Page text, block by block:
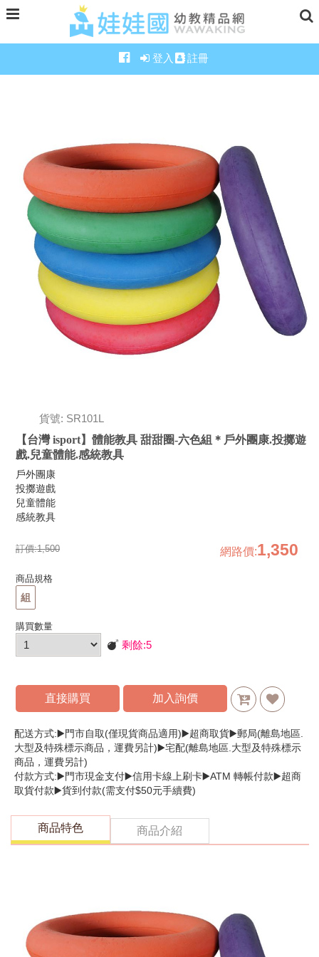
登入 註冊
貨號: SR101L
【台灣 isport】體能教具 甜甜圈-六色組＊戶外團康.投擲遊
戲.兒童體能.感統教具
戶外團康
投擲遊戲
兒童體能
感統教具
訂價:1,500 網路價:1,350
商品規格
組
購買數量
剩餘:5
直接購買 加入詢價
配送方式:▶️門市自取(僅現貨商品適用)▶️超商取貨▶️郵局(離島地區.
大型及特殊標示商品，運費另計)▶️宅配(離島地區.大型及特殊標示
商品，運費另計)
付款方式:▶️門市現金支付▶️信用卡線上刷卡▶️ATM 轉帳付款▶️超商
取貨付款▶️貨到付款(需支付$50元手續費)
商品特色 商品介紹